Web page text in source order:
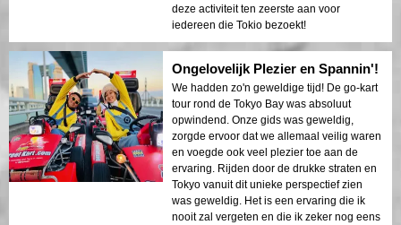
deze activiteit ten zeerste aan voor
iedereen die Tokio bezoekt!
Ongelovelijk Plezier en Spannin'!
We hadden zo'n geweldige tijd! De go-kart
tour rond de Tokyo Bay was absoluut
opwindend. Onze gids was geweldig,
zorgde ervoor dat we allemaal veilig waren
en voegde ook veel plezier toe aan de
ervaring. Rijden door de drukke straten en
Tokyo vanuit dit unieke perspectief zien
was geweldig. Het is een ervaring die ik
nooit zal vergeten en die ik zeker nog eens